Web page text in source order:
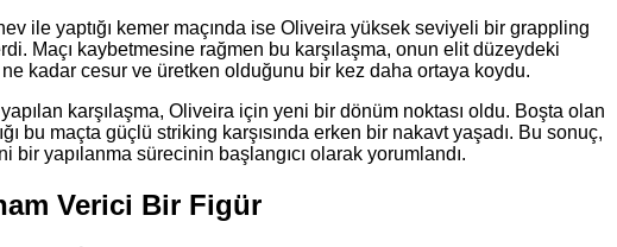
ile yaptığı kemer maçında ise Oliveira yüksek seviyeli bir grappling
Maçı kaybetmesine rağmen bu karşılaşma, onun elit düzeydeki
ne kadar cesur ve üretken olduğunu bir kez daha ortaya koydu.
yapılan karşılaşma, Oliveira için yeni bir dönüm noktası oldu. Boşta olan
bu maçta güçlü striking karşısında erken bir nakavt yaşadı. Bu sonuç,
bir yapılanma sürecinin başlangıcı olarak yorumlandı.
Verici Bir Figür